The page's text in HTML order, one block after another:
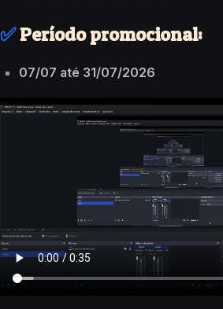
✅Período promocional:
07/07 até 31/07/2026